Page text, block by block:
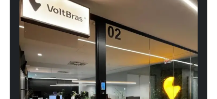
¿Necesita
estructurar
o
escalar
su
operación?
Si